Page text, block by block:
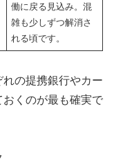
働に戻る見込み。混
雑も少しずつ解消さ
れる頃です。
の提携銀行やカー
おくのが最も確実で